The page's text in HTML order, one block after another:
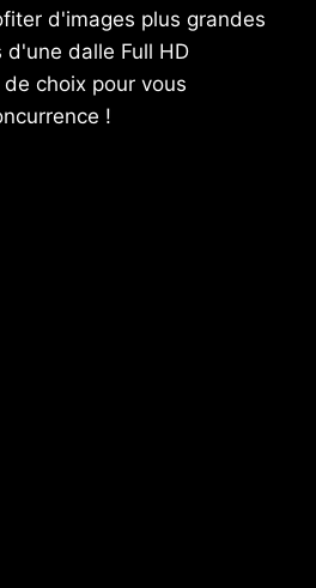
d'images plus grandes
dalle Full HD
choix pour vous
!